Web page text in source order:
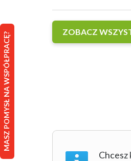
ZOBACZ
Chcesz
MASZ POMYSŁ NA WSPÓŁPRACĘ?